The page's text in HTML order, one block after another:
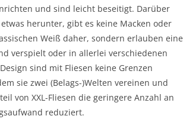
und sind leicht beseitigt. Darüber
herunter, gibt es keine Macken oder
Weiß daher, sondern erlauben eine
verspielt oder in allerlei verschiedenen
sind mit Fliesen keine Grenzen
sie zwei (Belags-)Welten vereinen und
von XXL-Fliesen die geringere Anzahl an
reduziert.